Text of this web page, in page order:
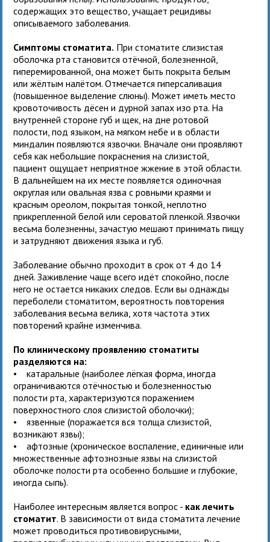
содержащих это вещество, учащает рецидивы
описываемого заболевания.
Симптомы стоматита. При стоматите слизистая
оболочка рта становится отёчной, болезненной,
гиперемированной, она может быть покрыта белым
или жёлтым налётом. Отмечается гиперсаливация
(повышенное выделение слюны). Может иметь место
кровоточивость дёсен и дурной запах изо рта. На
внутренней стороне губ и щек, на дне ротовой
полости, под языком, на мягком небе и в области
миндалин появляются язвочки. Вначале они проявляют
себя как небольшие покраснения на слизистой,
пациент ощущает неприятное жжение в этой области.
В дальнейшем на их месте появляется одиночная
округлая или овальная язва с ровными краями и
красным ореолом, покрытая тонкой, неплотно
прикрепленной белой или сероватой пленкой. Язвочки
весьма болезненны, зачастую мешают принимать пищу
и затрудняют движения языка и губ.
Заболевание обычно проходит в срок от 4 до 14
дней. Заживление чаще всего идёт спокойно, после
него не остается никаких следов. Если вы однажды
переболели стоматитом, вероятность повторения
заболевания весьма велика, хотя частота этих
повторений крайне изменчива.
По клиническому проявлению стоматиты
разделяются на:
• катаральные (наиболее лёгкая форма, иногда
ограничиваются отёчностью и болезненностью
полости рта, характеризуются поражением
поверхностного слоя слизистой оболочки);
• язвенные (поражается вся толща слизистой,
возникают язвы);
• афтозные (хроническое воспаление, единичные или
множественные афтознозные язвы на слизистой
оболочке полости рта особенно большие и глубокие,
иногда сыпь).
Наиболее интересным является вопрос - как лечить
стоматит. В зависимости от вида стоматита лечение
может проводиться противовирусными,